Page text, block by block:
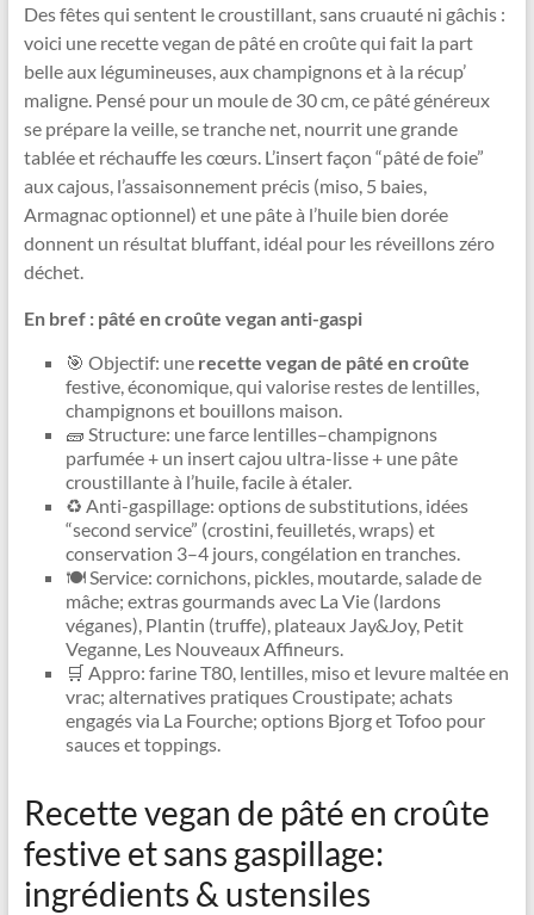
Des fêtes qui sentent le croustillant, sans cruauté ni gâchis :
voici une recette vegan de pâté en croûte qui fait la part
belle aux légumineuses, aux champignons et à la récup’
maligne. Pensé pour un moule de 30 cm, ce pâté généreux
se prépare la veille, se tranche net, nourrit une grande
tablée et réchauffe les cœurs. L’insert façon “pâté de foie”
aux cajous, l’assaisonnement précis (miso, 5 baies,
Armagnac optionnel) et une pâte à l’huile bien dorée
donnent un résultat bluffant, idéal pour les réveillons zéro
déchet.
En bref : pâté en croûte vegan anti-gaspi
🎯 Objectif: une recette vegan de pâté en croûte
festive, économique, qui valorise restes de lentilles,
champignons et bouillons maison.
🧱 Structure: une farce lentilles–champignons
parfumée + un insert cajou ultra-lisse + une pâte
croustillante à l’huile, facile à étaler.
♻️ Anti-gaspillage: options de substitutions, idées
“second service” (crostini, feuilletés, wraps) et
conservation 3–4 jours, congélation en tranches.
🍽️ Service: cornichons, pickles, moutarde, salade de
mâche; extras gourmands avec La Vie (lardons
véganes), Plantin (truffe), plateaux Jay&Joy, Petit
Veganne, Les Nouveaux Affineurs.
🛒 Appro: farine T80, lentilles, miso et levure maltée en
vrac; alternatives pratiques Croustipate; achats
engagés via La Fourche; options Bjorg et Tofoo pour
sauces et toppings.
Recette vegan de pâté en croûte
festive et sans gaspillage:
ingrédients & ustensiles